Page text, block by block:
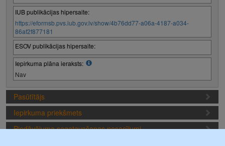
IUB publikācijas hipersaite:
https://eformsb.pvs.iub.gov.lv/show/4b76dd77-a06a-4187-a034-
86af2f877181
ESOV publikācijas hipersaite:
Iepirkuma plāna ieraksts:
Nav
Pasūtītājs
Iepirkuma priekšmets
Piedāvājuma sagatavošanas nosacījumi